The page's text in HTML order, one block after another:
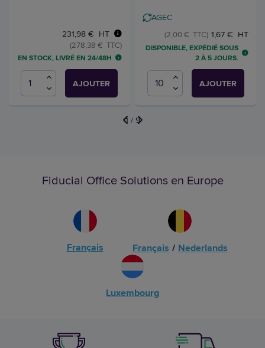
231,98 € HT
(278,38 € TTC)
EN STOCK, LIVRÉ EN 24/48H
AJOUTER
AGEC
1,67 € HT
(2,00 € TTC)
DISPONIBLE, EXPÉDIÉ SOUS
2 À 5 JOURS.
AJOUTER
1 / 9
Fiducial Office Solutions en Europe
Français Français / Nederlands
Luxembourg